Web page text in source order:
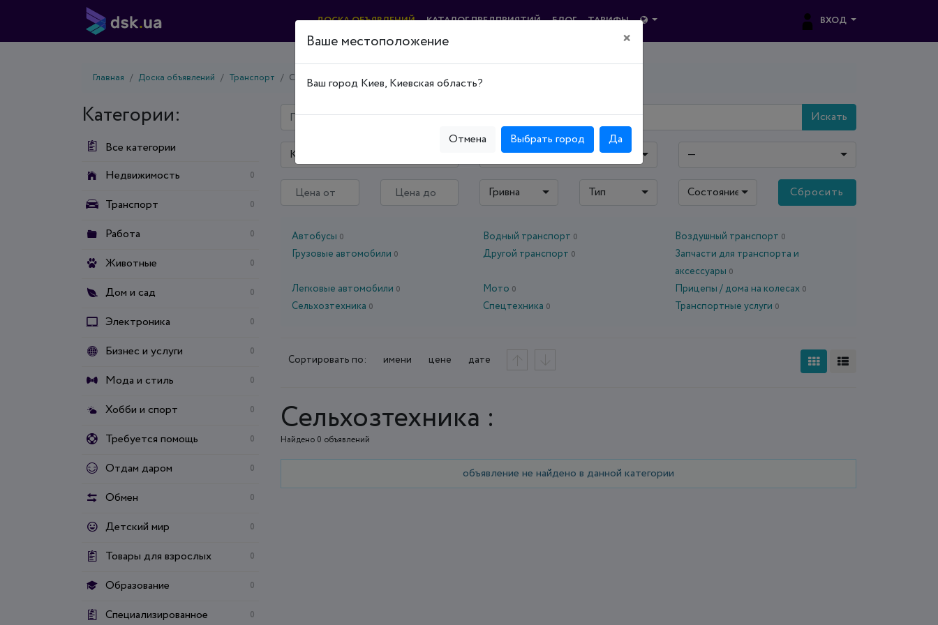
ДОСКА ОБЪЯВЛЕНИЙ КАТАЛОГ ПРЕДПРИЯТИЙ БЛОГ ТАРИФЫ ВХОД
Главная Доска объявлений Транспорт Сельхозтехника
Категории:
Все категории
Недвижимость
0
Транспорт 0
Работа 0
Животные 0
Дом и сад 0
Электроника 0
Бизнес и услуги 0
Мода и стиль 0
Хобби и спорт 0
Требуется помощь 0
Отдам даром 0
Обмен 0
Детский мир 0
Товары для взрослых 0
Образование 0
Специализированное
0
Искать
Киевская область Киев —
Гривна Тип Состояние: все Сбросить
Автобусы 0 Водный транспорт 0 Воздушный транспорт 0
Грузовые автомобили 0 Другой транспорт 0
Запчасти для транспорта и
аксессуары 0
Легковые автомобили 0 Мото 0 Прицепы / дома на колесах 0
Сельхозтехника 0 Спецтехника 0 Транспортные услуги 0
Сортировать по: имени цене дате
Сельхозтехника :
Найдено 0 объявлений
объявление не найдено в данной категории
Ваше местоположение ×
Ваш город Киев, Киевская область?
Отмена Выбрать город Да